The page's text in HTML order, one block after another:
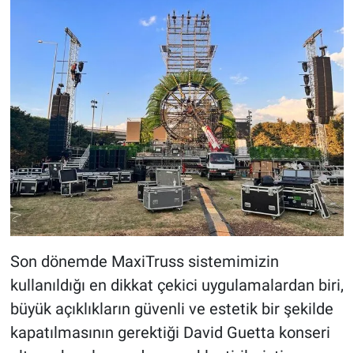
Son dönemde MaxiTruss sistemimizin
kullanıldığı en dikkat çekici uygulamalardan biri,
büyük açıklıkların güvenli ve estetik bir şekilde
kapatılmasının gerektiği David Guetta konseri